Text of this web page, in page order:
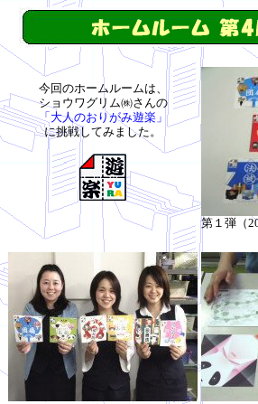
今回のホームルームは、
ショウワグリム㈱さんの
「大人のおりがみ遊楽」
に挑戦してみました。
第１弾（